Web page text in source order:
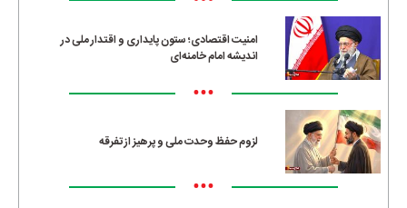
امنیت اقتصادی؛ ستون پایداری و اقتدار ملی در
اندیشه امام خامنه‌ای
•••
لزوم حفظ وحدت ملی و پرهیز از تفرقه
•••